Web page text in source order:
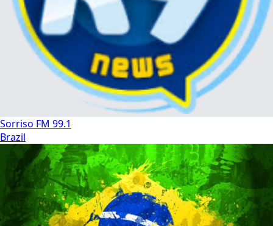
Sorriso FM 99.1
Brazil